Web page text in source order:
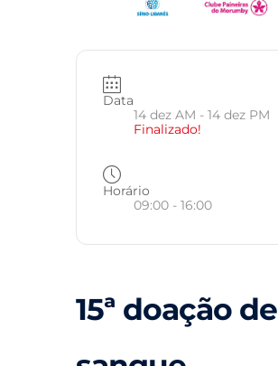
Data
14 dez AM - 14 dez PM
Finalizado!
Horário
09:00 - 16:00
15ª doação de